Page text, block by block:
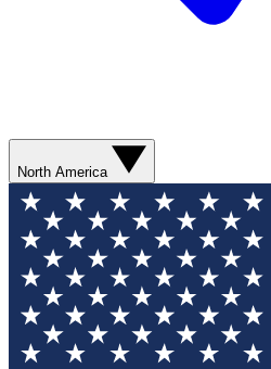
North America